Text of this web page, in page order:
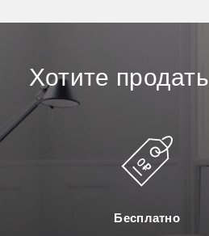
Хотите продать
Бесплатно